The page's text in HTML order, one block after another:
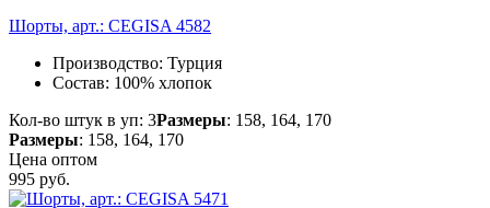
Шорты, арт.: CEGISA 4582
Производство: Турция
Состав: 100% хлопок
Кол-во штук в уп: 3Размеры: 158, 164, 170
Размеры: 158, 164, 170
Цена оптом
995 руб.